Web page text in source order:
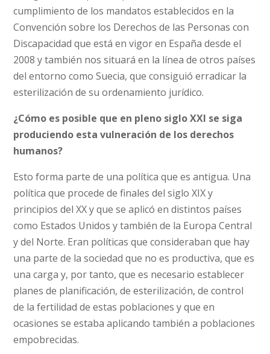
cumplimiento de los mandatos establecidos en la
Convención sobre los Derechos de las Personas con
Discapacidad que está en vigor en España desde el
2008 y también nos situará en la línea de otros países
del entorno como Suecia, que consiguió erradicar la
esterilización de su ordenamiento jurídico.
¿Cómo es posible que en pleno siglo XXI se siga
produciendo esta vulneración de los derechos
humanos?
Esto forma parte de una política que es antigua. Una
política que procede de finales del siglo XIX y
principios del XX y que se aplicó en distintos países
como Estados Unidos y también de la Europa Central
y del Norte. Eran políticas que consideraban que hay
una parte de la sociedad que no es productiva, que es
una carga y, por tanto, que es necesario establecer
planes de planificación, de esterilización, de control
de la fertilidad de estas poblaciones y que en
ocasiones se estaba aplicando también a poblaciones
empobrecidas.